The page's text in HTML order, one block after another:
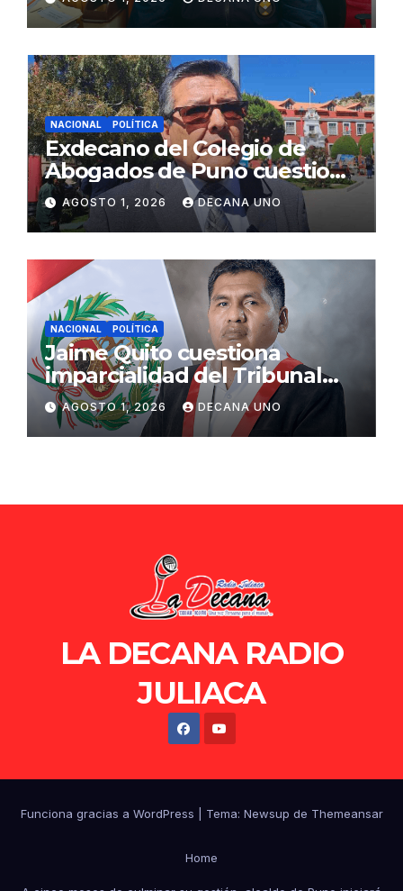
Fujimori
NACIONAL POLÍTICA
Exdecano del Colegio de
Abogados de Puno cuestiona
propuestas sobre seguridad
ciudadana
AGOSTO 1, 2026 DECANA UNO
NACIONAL POLÍTICA
Jaime Quito cuestiona
imparcialidad del Tribunal
Constitucional tras liberación
de Ollanta Humala
AGOSTO 1, 2026 DECANA UNO
LA DECANA RADIO
JULIACA
Funciona gracias a WordPress Tema: Newsup de Themeansar
Home